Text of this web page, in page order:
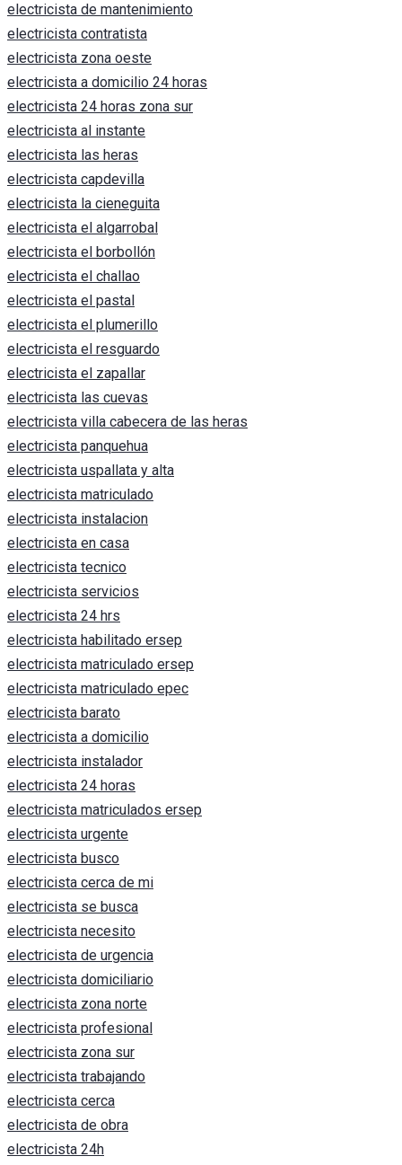
electricista de mantenimiento
electricista contratista
electricista zona oeste
electricista a domicilio 24 horas
electricista 24 horas zona sur
electricista al instante
electricista las heras
electricista capdevilla
electricista la cieneguita
electricista el algarrobal
electricista el borbollón
electricista el challao
electricista el pastal
electricista el plumerillo
electricista el resguardo
electricista el zapallar
electricista las cuevas
electricista villa cabecera de las heras
electricista panquehua
electricista uspallata y alta
electricista matriculado
electricista instalacion
electricista en casa
electricista tecnico
electricista servicios
electricista 24 hrs
electricista habilitado ersep
electricista matriculado ersep
electricista matriculado epec
electricista barato
electricista a domicilio
electricista instalador
electricista 24 horas
electricista matriculados ersep
electricista urgente
electricista busco
electricista cerca de mi
electricista se busca
electricista necesito
electricista de urgencia
electricista domiciliario
electricista zona norte
electricista profesional
electricista zona sur
electricista trabajando
electricista cerca
electricista de obra
electricista 24h